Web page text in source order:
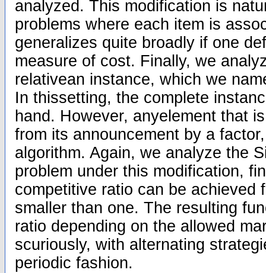
analyzed. This modification is
problems where each item is
generalizes quite broadly if one
measure of cost. Finally, we
relativean instance, which we
In thissetting, the complete
hand. However, anyelement that
from its announcement by a
algorithm. Again, we analyze the
problem under this modification,
competitive ratio can be achieved
smaller than one. The resulting
ratio depending on the allowed
scuriously, with alternating
periodic fashion.